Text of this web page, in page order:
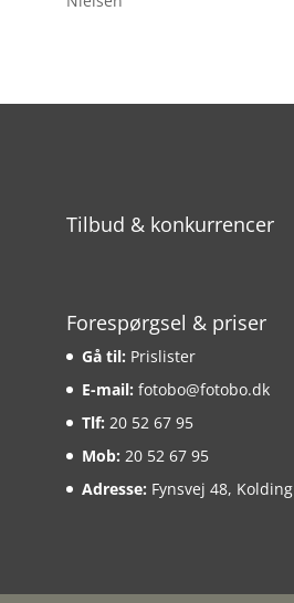
Tilbud & konkurrencer
Forespørgsel & priser
Gå til: Prislister
E-mail: fotobo@fotobo.dk
Tlf: 20 52 67 95
Mob: 20 52 67 95
Adresse: Fynsvej 48, Kolding